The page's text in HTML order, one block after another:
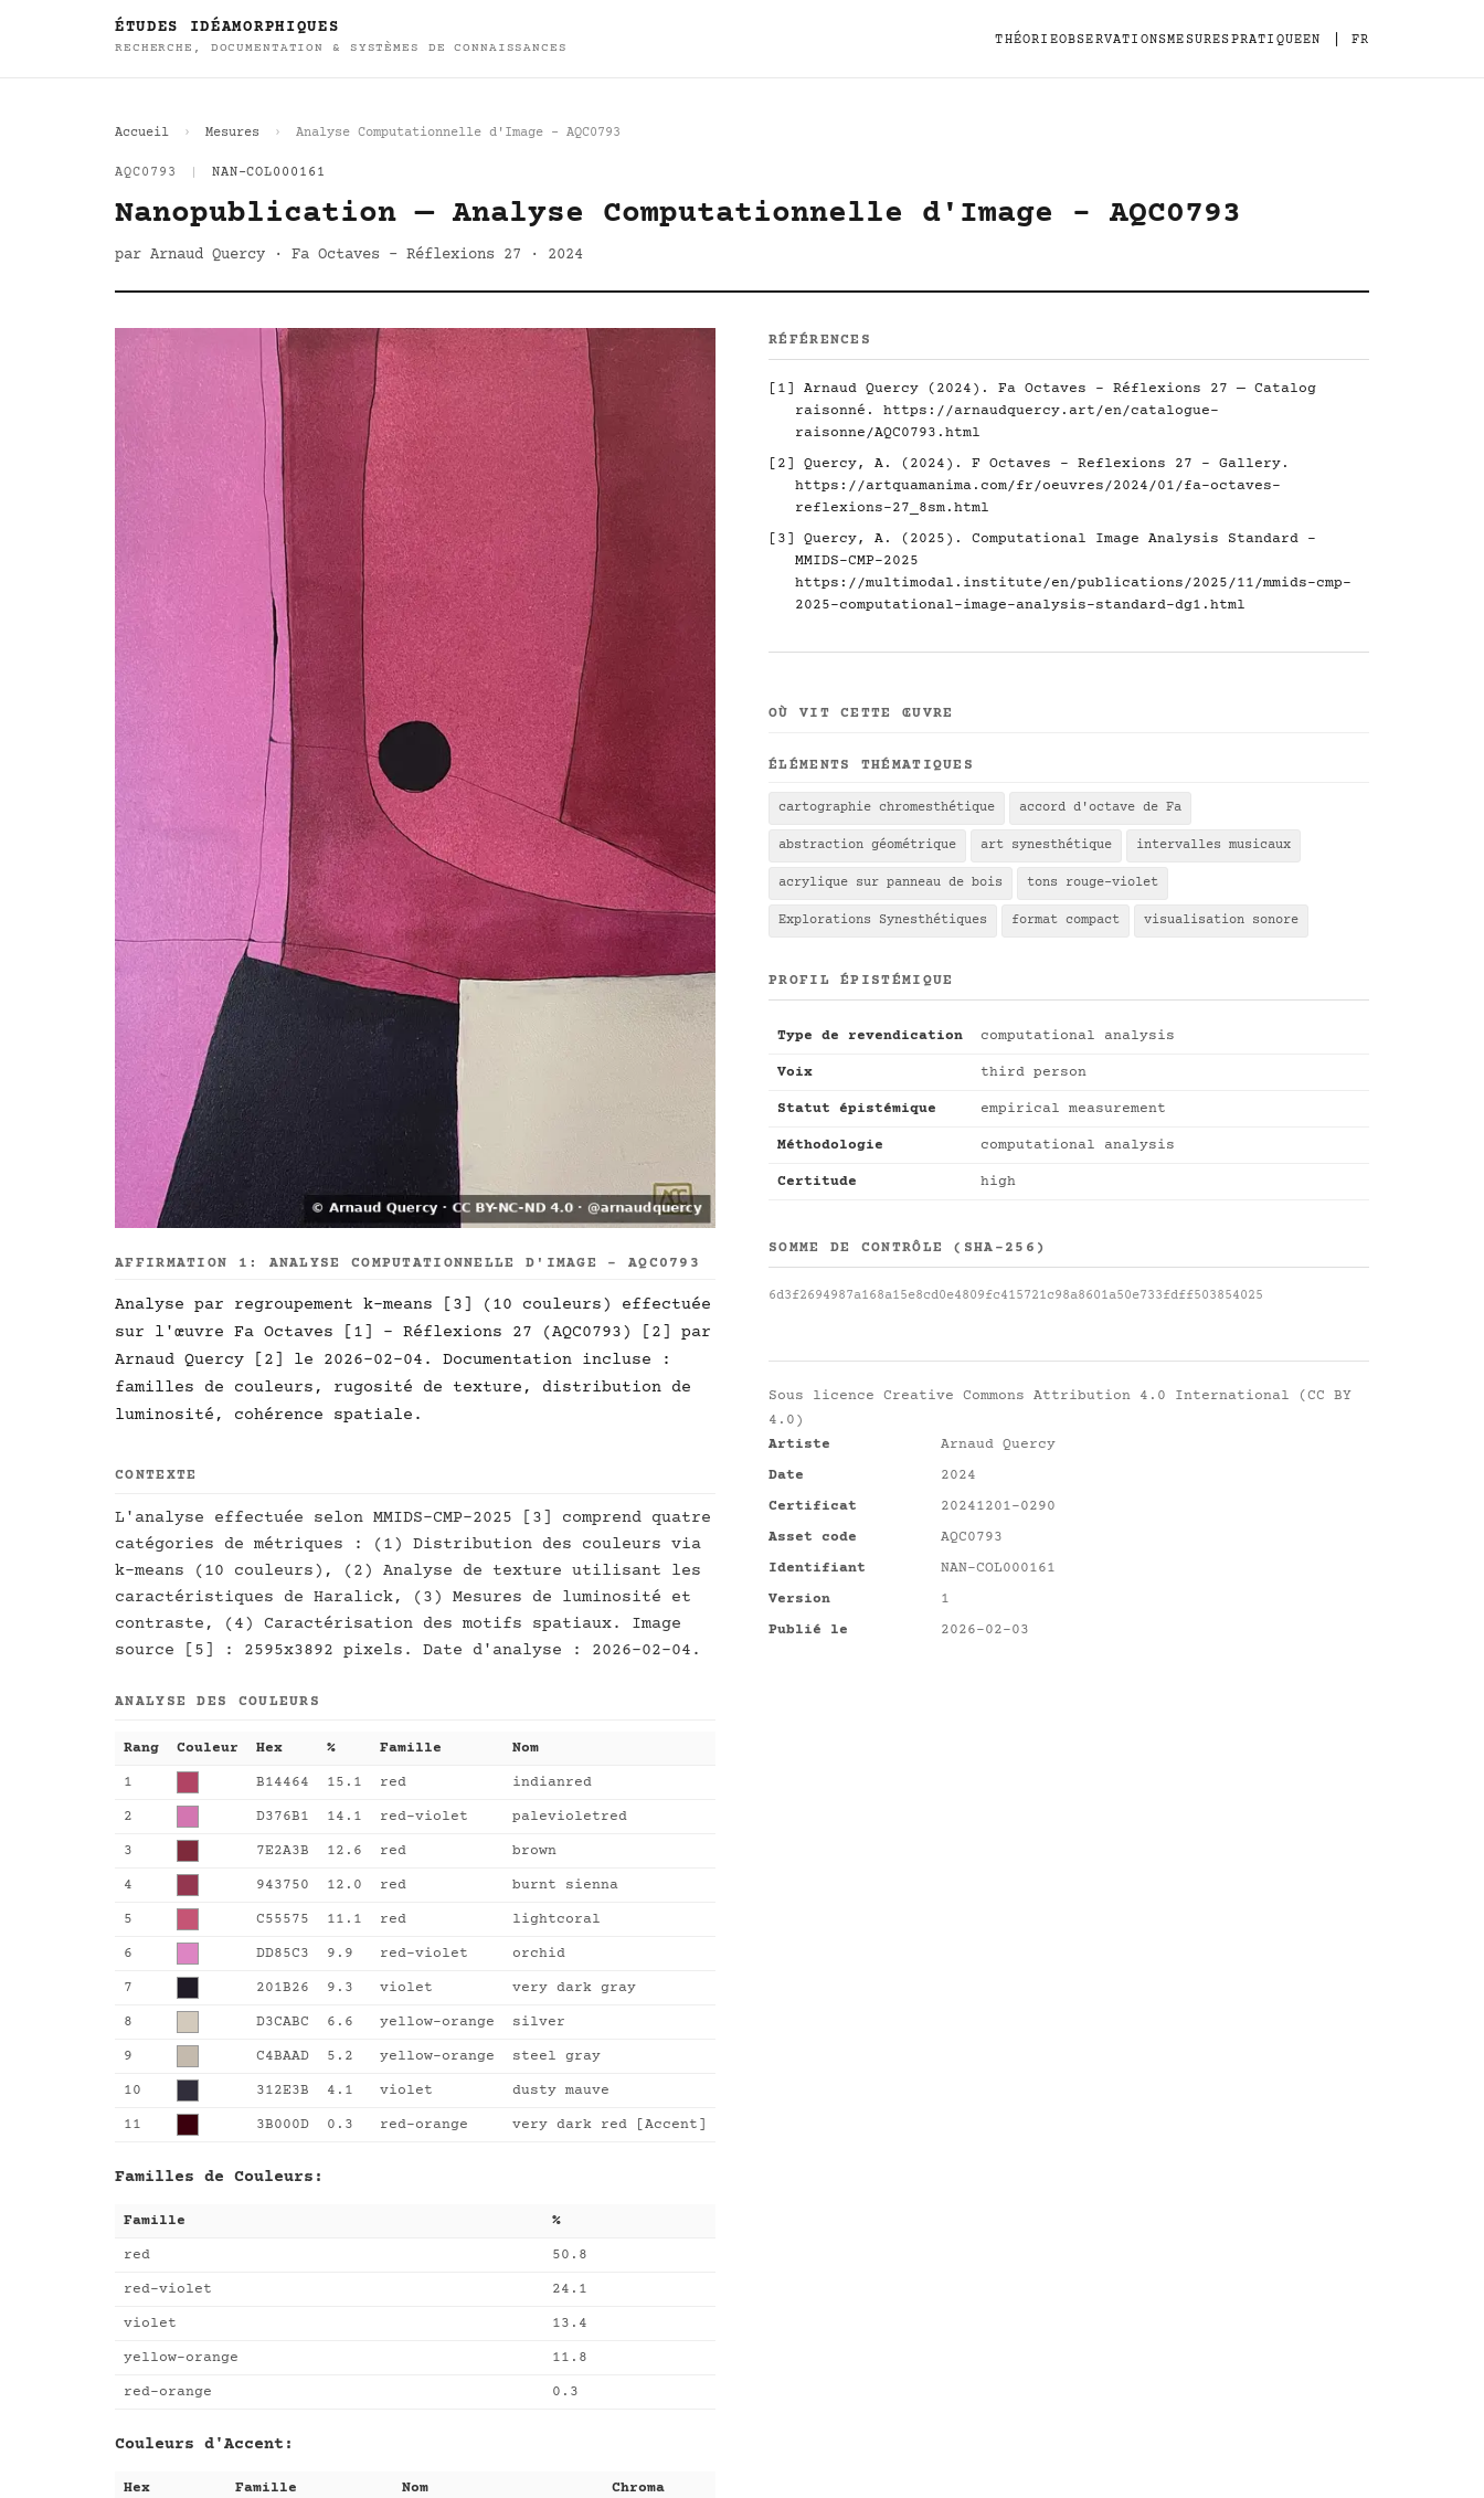
ÉTUDES IDÉAMORPHIQUES
RECHERCHE, DOCUMENTATION & SYSTÈMES DE CONNAISSANCES
THÉORIEOBSERVATIONSMESURESPRATIQUEEN FR
Accueil Mesures Analyse Computationnelle d'Image - AQC0793
AQC0793 NAN-COL000161
Nanopublication — Analyse Computationnelle d'Image - AQC0793
par Arnaud Quercy · Fa Octaves - Réflexions 27 · 2024
AFFIRMATION 1: ANALYSE COMPUTATIONNELLE D'IMAGE - AQC0793
Analyse par regroupement k-means [3] (10 couleurs) effectuée
sur l'œuvre Fa Octaves [1] - Réflexions 27 (AQC0793) [2] par
Arnaud Quercy [2] le 2026-02-04. Documentation incluse :
familles de couleurs, rugosité de texture, distribution de
luminosité, cohérence spatiale.
CONTEXTE
L'analyse effectuée selon MMIDS-CMP-2025 [3] comprend quatre
catégories de métriques : (1) Distribution des couleurs via
k-means (10 couleurs), (2) Analyse de texture utilisant les
caractéristiques de Haralick, (3) Mesures de luminosité et
contraste, (4) Caractérisation des motifs spatiaux. Image
source [5] : 2595x3892 pixels. Date d'analyse : 2026-02-04.
ANALYSE DES COULEURS
Rang Couleur Hex % Famille Nom
1 B14464 15.1 red indianred
2 D376B1 14.1 red-violet palevioletred
3 7E2A3B 12.6 red brown
4 943750 12.0 red burnt sienna
5 C55575 11.1 red lightcoral
6 DD85C3 9.9 red-violet orchid
7 201B26 9.3 violet very dark gray
8 D3CABC 6.6 yellow-orange silver
9 C4BAAD 5.2 yellow-orange steel gray
10 312E3B 4.1 violet dusty mauve
11 3B000D 0.3 red-orange very dark red [Accent]
Familles de Couleurs:
Famille %
red 50.8
red-violet 24.1
violet 13.4
yellow-orange 11.8
red-orange 0.3
Couleurs d'Accent:
Hex Famille Nom Chroma
RÉFÉRENCES
[1] Arnaud Quercy (2024). Fa Octaves - Réflexions 27 — Catalog
raisonné. https://arnaudquercy.art/en/catalogue-
raisonne/AQC0793.html
[2] Quercy, A. (2024). F Octaves - Reflexions 27 - Gallery.
https://artquamanima.com/fr/oeuvres/2024/01/fa-octaves-
reflexions-27_8sm.html
[3] Quercy, A. (2025). Computational Image Analysis Standard -
MMIDS-CMP-2025
https://multimodal.institute/en/publications/2025/11/mmids-cmp-
2025-computational-image-analysis-standard-dg1.html
OÙ VIT CETTE ŒUVRE
ÉLÉMENTS THÉMATIQUES
cartographie chromesthétique accord d'octave de Fa
abstraction géométrique art synesthétique intervalles musicaux
acrylique sur panneau de bois tons rouge-violet
Explorations Synesthétiques format compact visualisation sonore
PROFIL ÉPISTÉMIQUE
Type de revendication computational analysis
Voix third person
Statut épistémique empirical measurement
Méthodologie computational analysis
Certitude high
SOMME DE CONTRÔLE (SHA-256)
6d3f2694987a168a15e8cd0e4809fc415721c98a8601a50e733fdff503854025
Sous licence Creative Commons Attribution 4.0 International (CC BY
4.0)
Artiste
Arnaud Quercy
Date
2024
Certificat
20241201-0290
Asset code
AQC0793
Identifiant
NAN-COL000161
Version
1
Publié le
2026-02-03